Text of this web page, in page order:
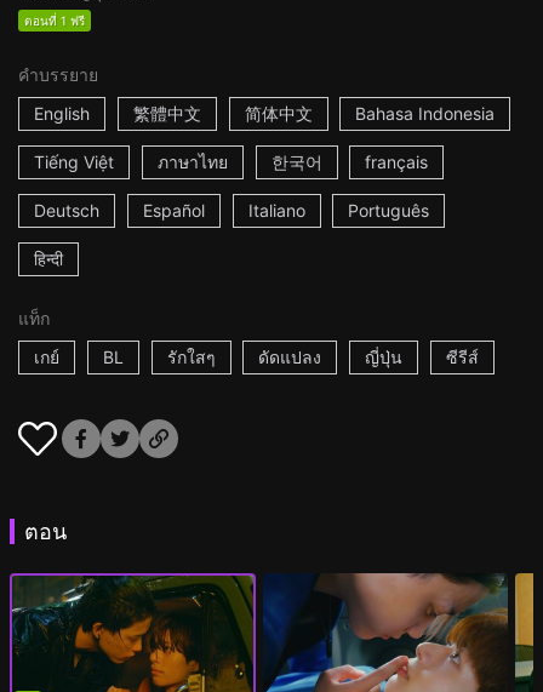
ตอนที่ 1 ฟรี
คำบรรยาย
English
繁體中文 简体中文 Bahasa Indonesia
Tiếng Việt ภาษาไทย 한국어 français
Deutsch Español Italiano Português
हिन्दी
แท็ก
เกย์
BL รักใสๆ ดัดแปลง ญี่ปุ่น ซีรีส์
ตอน